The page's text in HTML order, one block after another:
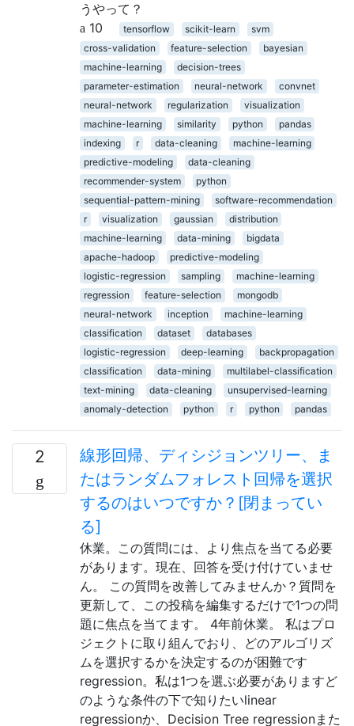
うやって？
10
tensorflow scikit-learn
svm
cross-validation
feature-selection
bayesian
machine-learning
decision-trees
parameter-estimation
neural-network
convnet
neural-network
regularization
visualization
machine-learning
similarity python
pandas
indexing
r data-cleaning
machine-learning
predictive-modeling
data-cleaning
recommender-system
python
sequential-pattern-mining
software-recommendation
r
visualization gaussian
distribution
machine-learning
data-mining
bigdata
apache-hadoop
predictive-modeling
logistic-regression
sampling
machine-learning
regression
feature-selection
mongodb
neural-network
inception
machine-learning
classification
dataset
databases
logistic-regression
deep-learning
backpropagation
classification
data-mining
multilabel-classification
text-mining
data-cleaning
unsupervised-learning
anomaly-detection
python r python pandas
2
線形回帰、ディシジョンツリー、ま
たはランダムフォレスト回帰を選択
するのはいつですか？[閉まってい
る]
休業。この質問には、より焦点を当てる必要
があります。現在、回答を受け付けていませ
ん。 この質問を改善してみませんか？質問を
更新して、この投稿を編集するだけで1つの問
題に焦点を当てます。 4年前休業。 私はプロ
ジェクトに取り組んでおり、どのアルゴリズ
ムを選択するかを決定するのが困難です
regression。私は1つを選ぶ必要がありますど
のような条件の下で知りたいlinear
regressionか、Decision Tree regressionまた